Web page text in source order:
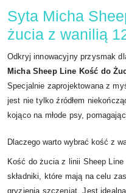
Syta Micha
żucia z wanilią
Odkryj innowacyjny przysmak
Micha Sheep Line Kość do
Specjalnie zaprojektowana z
jest nie tylko źródłem
kojąco na młode psy,
Dlaczego warto wybrać kość z
Kość do żucia z linii Sheep
składniki, które mają na celu
gryzienia szczeniąt. Jest